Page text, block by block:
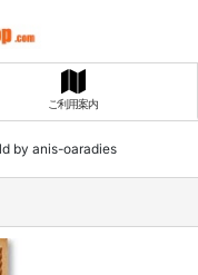
ご利用案内
by anis-oaradies